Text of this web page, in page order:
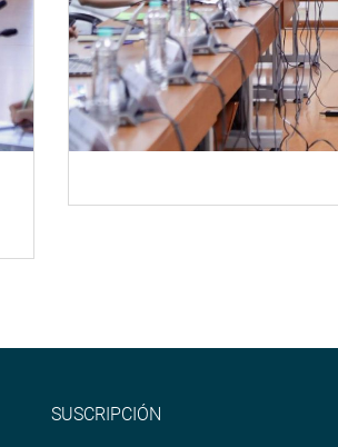
SUSCRIPCIÓN